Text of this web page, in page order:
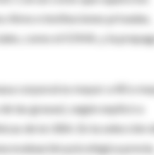
Aires e instituciones privadas,
como el IOMA, y la
corporal es mayor a 40 o
las grasas), según explicó a
de la UBA. En la selección
evaluación psicológica